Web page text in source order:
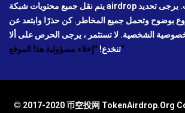
يتم نقل جميع محتويات شبكة airdrop للعملة من الإنترنت. يرجى تحديد
بوضوح وتحمل جميع المخاطر. كن حذرًا وابتعد عن
الشخصية. لا تستثمر ، يرجى الحرص على ألا
تنخدع!"إخلاء مسؤولية هذا الموقع"
© 2017-2020 币空投网 TokenAirdrop.Org